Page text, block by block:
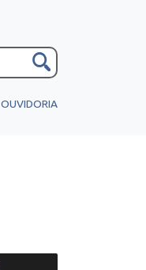
OUVIDORIA